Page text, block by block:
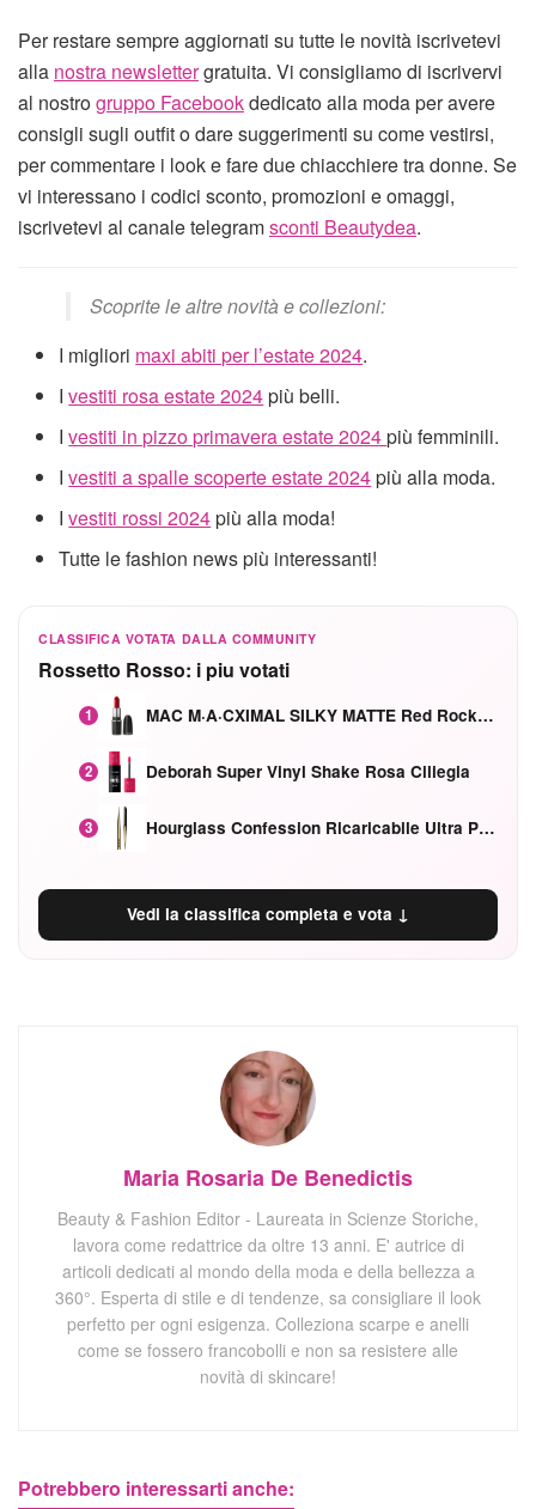
Per restare sempre aggiornati su tutte le novità iscrivetevi
alla nostra newslettergratuita. Vi consigliamo di iscrivervi
al nostrogruppo Facebookdedicato alla moda per avere
consigli sugli outfit o dare suggerimenti su come vestirsi,
per commentare i look e fare due chiacchiere tra donne. Se
vi interessano i codici sconto, promozioni e omaggi,
iscrivetevi al canale telegramsconti Beautydea.
Scoprite le altre novità e collezioni:
I migliori maxi abiti per l’estate 2024.
Ivestiti rosa estate 2024più belli.
Ivestiti in pizzo primavera estate 2024più femminili.
Ivestiti a spalle scoperte estate 2024più alla moda.
Ivestiti rossi 2024più alla moda!
Tutte le fashion news più interessanti!
CLASSIFICA VOTATA DALLA COMMUNITY
Rossetto Rosso: i piu votati
1 MAC M·A·CXIMAL SILKY MATTE Red Rock mat
2 Deborah Super Vinyl Shake Rosa Ciliegia
3 Hourglass Confession Ricaricabile Ultra Preciso Ad Alta Intensità Secretly Classic Red
Vedi la classifica completa e vota ↓
Maria Rosaria De Benedictis
Beauty & Fashion Editor - Laureata in Scienze Storiche,
lavora come redattrice da oltre 13 anni. E' autrice di
articoli dedicati al mondo della moda e della bellezza a
360°. Esperta di stile e di tendenze, sa consigliare il look
perfetto per ogni esigenza. Colleziona scarpe e anelli
come se fossero francobolli e non sa resistere alle
novità di skincare!
Potrebbero interessarti anche: